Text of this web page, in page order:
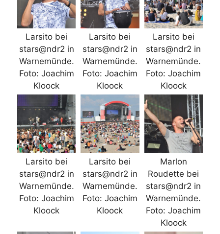
Larsito bei
stars@ndr2 in
Warnemünde.
Foto: Joachim
Kloock
Larsito bei
stars@ndr2 in
Warnemünde.
Foto: Joachim
Kloock
Larsito bei
stars@ndr2 in
Warnemünde.
Foto: Joachim
Kloock
Larsito bei
stars@ndr2 in
Warnemünde.
Foto: Joachim
Kloock
Larsito bei
stars@ndr2 in
Warnemünde.
Foto: Joachim
Kloock
Marlon
Roudette bei
stars@ndr2 in
Warnemünde.
Foto: Joachim
Kloock